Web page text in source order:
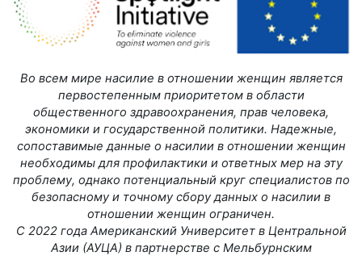
Во всем мире насилие в отношении женщин является
первостепенным приоритетом в области
общественного здравоохранения, прав человека,
экономики и государственной политики. Надежные,
сопоставимые данные о насилии в отношении женщин
необходимы для профилактики и ответных мер на эту
проблему, однако потенциальный круг специалистов по
безопасному и точному сбору данных о насилии в
отношении женщин ограничен.
С 2022 года Американский Университет в Центральной
Азии (АУЦА) в партнерстве с Мельбурнским